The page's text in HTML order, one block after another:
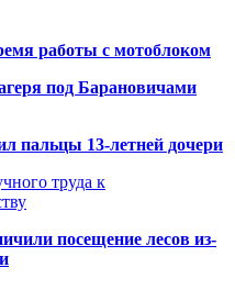
работы с мотоблоком
под Барановичами
пальцы 13-летней дочери
труда к
посещение лесов из-